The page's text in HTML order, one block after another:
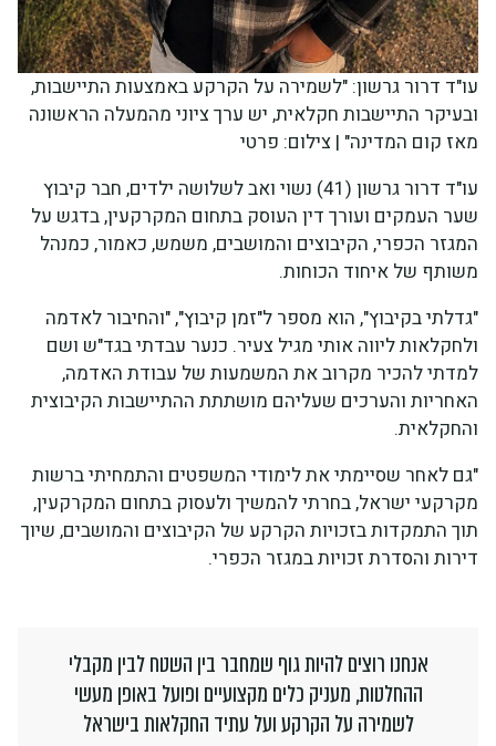
עו"ד דרור גרשון: "לשמירה על הקרקע באמצעות התיישבות,
ובעיקר התיישבות חקלאית, יש ערך ציוני מהמעלה הראשונה
מאז קום המדינה" | צילום: פרטי
עו"ד דרור גרשון (41) נשוי ואב לשלושה ילדים, חבר קיבוץ
שער העמקים ועורך דין העוסק בתחום המקרקעין, בדגש על
המגזר הכפרי, הקיבוצים והמושבים, משמש, כאמור, כמנהל
משותף של איחוד הכוחות.
"גדלתי בקיבוץ", הוא מספר ל"זמן קיבוץ", "והחיבור לאדמה
ולחקלאות ליווה אותי מגיל צעיר. כנער עבדתי בגד"ש ושם
למדתי להכיר מקרוב את המשמעות של עבודת האדמה,
האחריות והערכים שעליהם מושתתת ההתיישבות הקיבוצית
והחקלאית.
"גם לאחר שסיימתי את לימודי המשפטים והתמחיתי ברשות
מקרקעי ישראל, בחרתי להמשיך ולעסוק בתחום המקרקעין,
תוך התמקדות בזכויות הקרקע של הקיבוצים והמושבים, שיוך
דירות והסדרת זכויות במגזר הכפרי.
אנחנו רוצים להיות גוף שמחבר בין השטח לבין מקבלי
ההחלטות, מעניק כלים מקצועיים ופועל באופן מעשי
לשמירה על הקרקע ועל עתיד החקלאות בישראל